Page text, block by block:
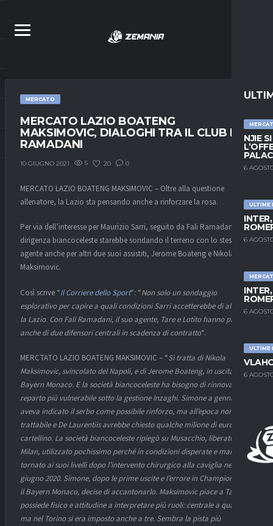
NJIE
6
ULTIME
6
6
ULTIME
6
MERCATO
MERCATO LAZIO BOATENG
MAKSIMOVIC, DIALOGHI TRA IL CLUB E
RAMADANI
10 GIUGNO 2021 5 20 0
MERCATO LAZIO BOATENG MAKSIMOVIC – Oltre alla questione
allenatore, la Lazio sta pensando anche a rinforzare la rosa.
Per via dell’interesse per Maurizio Sarri, seguito da Fali Ramadani, la
dirigenza biancoceleste starebbe sondando il terreno con lo stesso
agente anche per altri due suoi assistiti, Jerome Boateng e Nikola
Maksimovic.
Così scrive “Il Corriere dello Sport“: “Non solo un sondaggio
esplorativo per capire a quali condizioni Sarri accetterebbe di allenare
la Lazio. Con Fali Ramadani, il suo agente, Tare e Lotito hanno parlato
anche di due difensori centrali in scadenza di contratto“.
MERCTATO LAZIO BOATENG MAKSIMOVIC – “Si tratta di Nikola
Maksimovic, svincolato del Napoli, e di Jerome Boateng, in uscita dal
Bayern Monaco. E la società biancoceleste ha bisogno di rinnovare il
reparto più vulnerabile sotto la gestione Inzaghi. Simone a gennaio
aveva indicato il serbo come possibile rinforzo, ma all’epoca non era
trattabile e De Laurentiis avrebbe chiesto qualche milione di euro per il
cartellino. La società biancoceleste ripiegò su Musacchio, liberato dal
Milan, utilizzato pochissimo perché in condizioni disperate e mai
tornato ai suoi livelli dopo l’intervento chirurgico alla caviglia nel
giugno 2020. Simone, dopo le prime uscite e l’errore in Champions con
il Bayern Monaco, decise di accantonarlo. Maksimovic piace a Tare,
possiede fisico e attitudine a interpretare più ruoli: centrale a quattro,
ma nel Torino si era imposto anche a tre. Sembra la pista più